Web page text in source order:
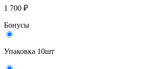
1 700 ₽
Бонусы
Упаковка 10шт